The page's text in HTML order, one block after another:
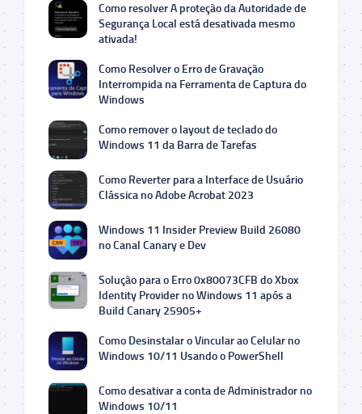
Como resolver A proteção da Autoridade de
Segurança Local está desativada mesmo
ativada!
Como Resolver o Erro de Gravação
Interrompida na Ferramenta de Captura do
Windows
Como remover o layout de teclado do
Windows 11 da Barra de Tarefas
Como Reverter para a Interface de Usuário
Clássica no Adobe Acrobat 2023
Windows 11 Insider Preview Build 26080
no Canal Canary e Dev
Solução para o Erro 0x80073CFB do Xbox
Identity Provider no Windows 11 após a
Build Canary 25905+
Como Desinstalar o Vincular ao Celular no
Windows 10/11 Usando o PowerShell
Como desativar a conta de Administrador no
Windows 10/11